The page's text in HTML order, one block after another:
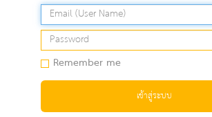
Remember me
เข้าสู่ระบบ